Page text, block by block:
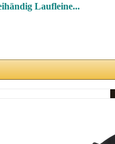
Laufleine...